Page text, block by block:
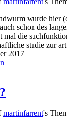
martinfarrent's
wurde hier
schon des
mal die
studie zur
2017
martinfarrent's